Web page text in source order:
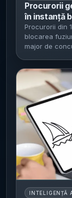
Procurorii
în instanță
către
grupul
treime din
Procurorii din
blocarea
major de
INTELIGENȚĂ